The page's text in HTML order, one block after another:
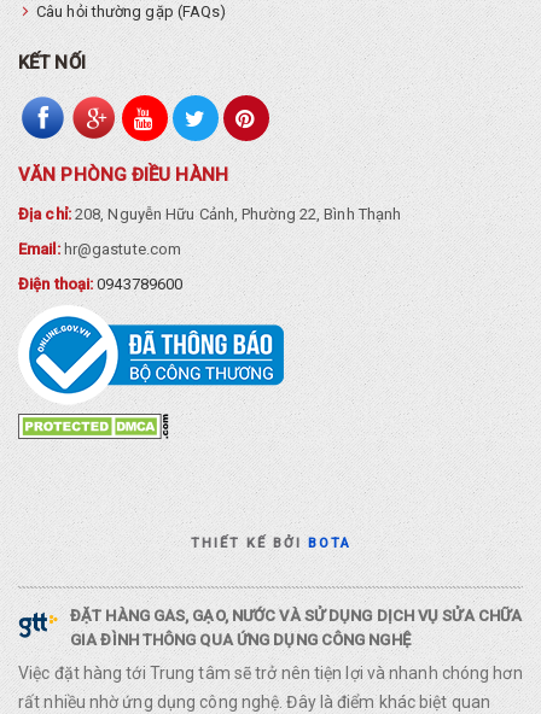
Câu hỏi thường gặp (FAQs)
KẾT NỐI
VĂN PHÒNG ĐIỀU HÀNH
Địa chỉ:208, Nguyễn Hữu Cảnh, Phường 22, Bình Thạnh
Email: hr@gastute.com
Điện thoại:0943789600
THIẾT KẾ BỞIBOTA
ĐẶT HÀNG GAS, GẠO, NƯỚC VÀ SỬ DỤNG DỊCH VỤ SỬA CHỮA
GIA ĐÌNH THÔNG QUA ỨNG DỤNG CÔNG NGHỆ
Việc đặt hàng tới Trung tâm sẽ trở nên tiện lợi và nhanh chóng hơn
rất nhiều nhờ ứng dụng công nghệ. Đây là điểm khác biệt quan